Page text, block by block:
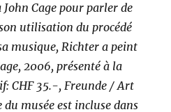
Cage pour parler de
utilisation du procédé
musique, Richter a peint
2006, présenté à la
CHF 35.-, Freunde / Art
du musée est incluse dans